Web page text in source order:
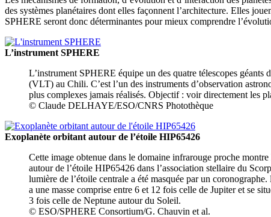
des systèmes planétaires dont elles façonnent l’architecture. Elles
SPHERE seront donc déterminantes pour mieux comprendre
L’instrument SPHERE
L’instrument SPHERE équipe un des quatre télescopes géants
(VLT) au Chili. C’est l’un des instruments d’observation
plus complexes jamais réalisés. Objectif : voir directement les
© Claude DELHAYE/ESO/CNRS Photothèque
Exoplanète orbitant autour de l’étoile HIP65426
Cette image obtenue dans le domaine infrarouge proche
autour de l’étoile HIP65426 dans l’association stellaire du
lumière de l’étoile centrale a été masquée par un
a une masse comprise entre 6 et 12 fois celle de Jupiter et se
3 fois celle de Neptune autour du Soleil.
© ESO/SPHERE Consortium/G. Chauvin et al.